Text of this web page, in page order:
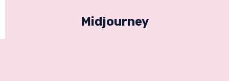
Midjourney